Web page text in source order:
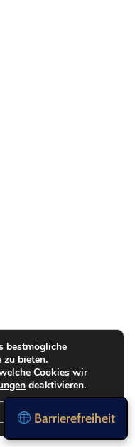
Barrierefreiheit
bestmögliche
zu bieten.
Cookies wir
deaktivieren.
Einstellungen